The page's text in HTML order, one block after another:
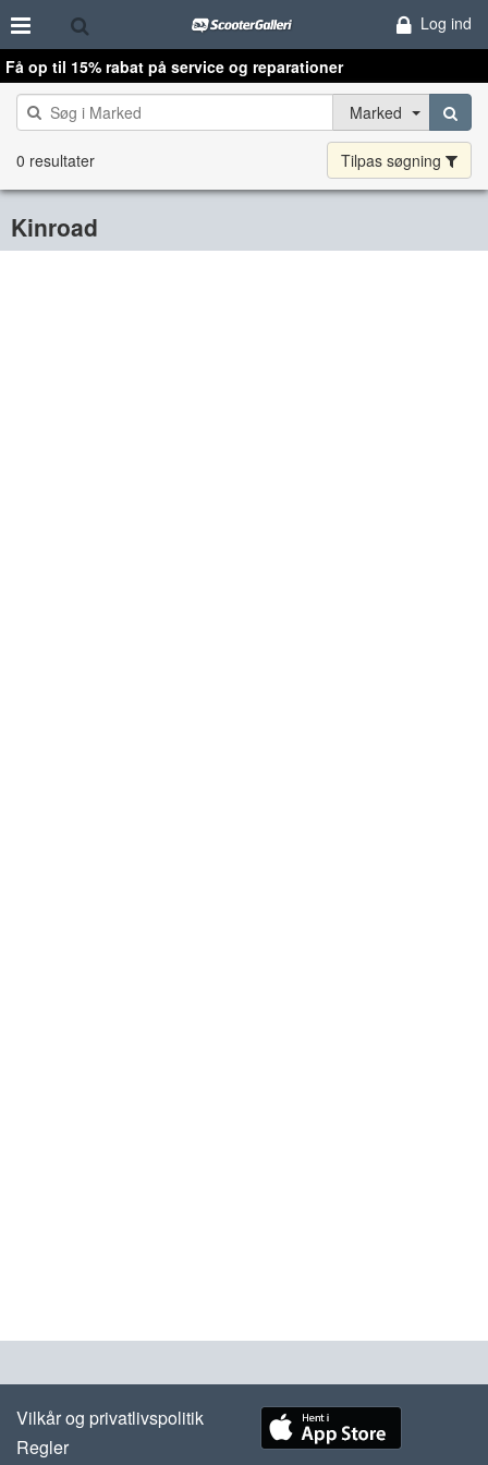
Log ind
Få op til 15% rabat på service og reparationer
Marked
0 resultater Tilpas søgning
Kinroad
Vilkår og privatlivspolitik
Regler